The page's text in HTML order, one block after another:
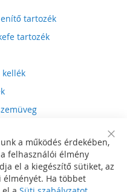
tartozék
tartozék
kellék
Bar
a működés érdekében,
felhasználói élmény
el a kiegészítő sütiket, az
élményét. Ha többet